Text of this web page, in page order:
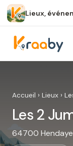
Lieux,
Accueil › Lieux ›
Les 2
64700 Hendaye